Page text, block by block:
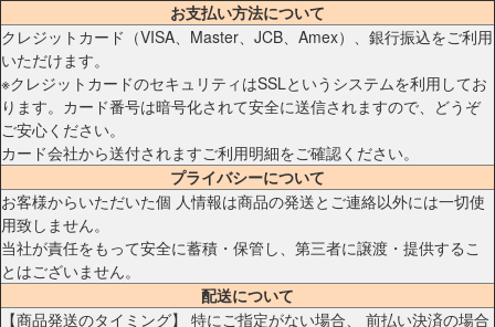
お支払い方法について
クレジットカード（VISA、Master、JCB、Amex）、銀行振込をご利用
いただけます。
※クレジットカードのセキュリティはSSLというシステムを利用してお
ります。カード番号は暗号化されて安全に送信されますので、どうぞ
ご安心ください。
カード会社から送付されますご利用明細をご確認ください。
プライバシーについて
お客様からいただいた個 人情報は商品の発送とご連絡以外には一切使
用致しません。
当社が責任をもって安全に蓄積・保管し、第三者に譲渡・提供するこ
とはございません。
配送について
【商品発送のタイミング】 特にご指定がない場合、 前払い決済の場合